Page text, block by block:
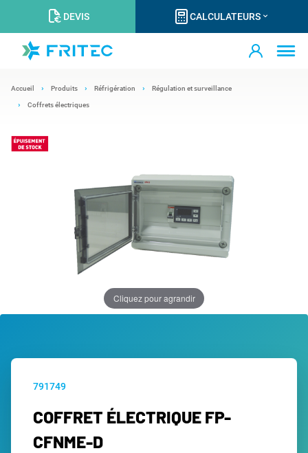
DEVIS CALCULATEURS
Accueil Produits Réfrigération Régulation et surveillance
Coffrets électriques
Cliquez pour agrandir
791749
COFFRET ÉLECTRIQUE FP-
CFNME-D